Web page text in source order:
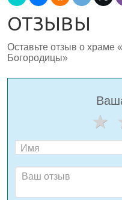
ОТЗЫВЫ
Оставьте отзыв о храме
Богородицы»